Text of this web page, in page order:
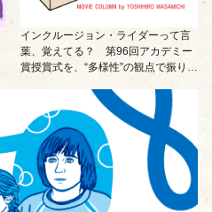
インクルージョン・ライダーって言
葉、覚えてる？ 第96回アカデミー
賞授賞式を、“多様性”の観点で振り返
しひろまさみち【まくのうちぃシネ
マ号外】